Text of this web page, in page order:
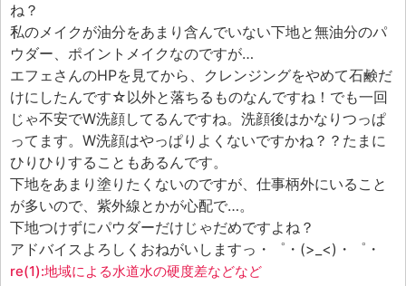
エフェ研究所について
お問い合わせフォーム
ね？
私のメイクが油分をあまり含んでいない下地と無油分のパ
ウダー、ポイントメイクなのですが…
エフェさんのHPを見てから、クレンジングをやめて石鹸だ
けにしたんです☆以外と落ちるものなんですね！でも一回
じゃ不安でW洗顔してるんですね。洗顔後はかなりつっぱ
ってます。W洗顔はやっぱりよくないですかね？？たまに
ひりひりすることもあるんです。
下地をあまり塗りたくないのですが、仕事柄外にいること
が多いので、紫外線とかが心配で…。
下地つけずにパウダーだけじゃだめですよね？
アドバイスよろしくおねがいしますっ・゜・(>_<)・゜・
re(1):地域による水道水の硬度差などなど